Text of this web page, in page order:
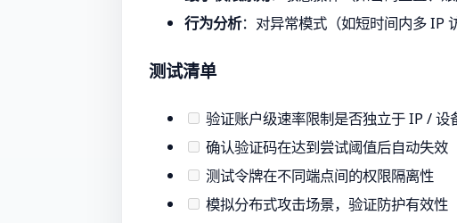
行为分析：对异常模式（如短时间内多 IP
测试清单
验证账户级速率限制是否独立于 IP / 设
确认验证码在达到尝试阈值后自动失效
测试令牌在不同端点间的权限隔离性
模拟分布式攻击场景，验证防护有效性